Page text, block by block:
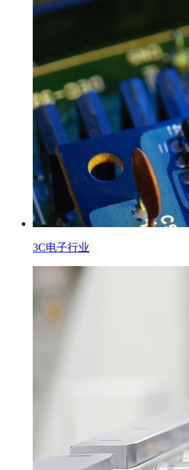
3C电子行业